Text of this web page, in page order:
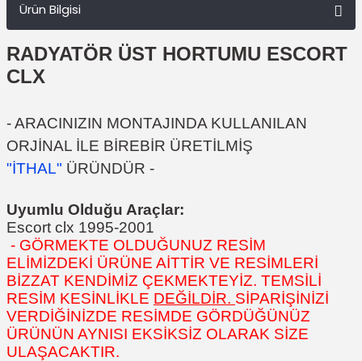
Ürün Bilgisi
RADYATÖR ÜST HORTUMU ESCORT
CLX
- ARACINIZIN MONTAJINDA KULLANILAN
ORJİNAL İLE BİREBİR ÜRETİLMİŞ
"İTHAL" ÜRÜNDÜR -
Uyumlu Olduğu Araçlar:
Escort clx 1995-2001
- GÖRMEKTE OLDUĞUNUZ RESİM
ELİMİZDEKİ ÜRÜNE AİTTİR VE RESİMLERİ
BİZZAT KENDİMİZ ÇEKMEKTEYİZ. TEMSİLİ
RESİM KESİNLİKLE DEĞİLDİR. SİPARİŞİNİZİ
VERDİĞİNİZDE RESİMDE GÖRDÜĞÜNÜZ
ÜRÜNÜN AYNISI EKSİKSİZ OLARAK SİZE
ULAŞACAKTIR.